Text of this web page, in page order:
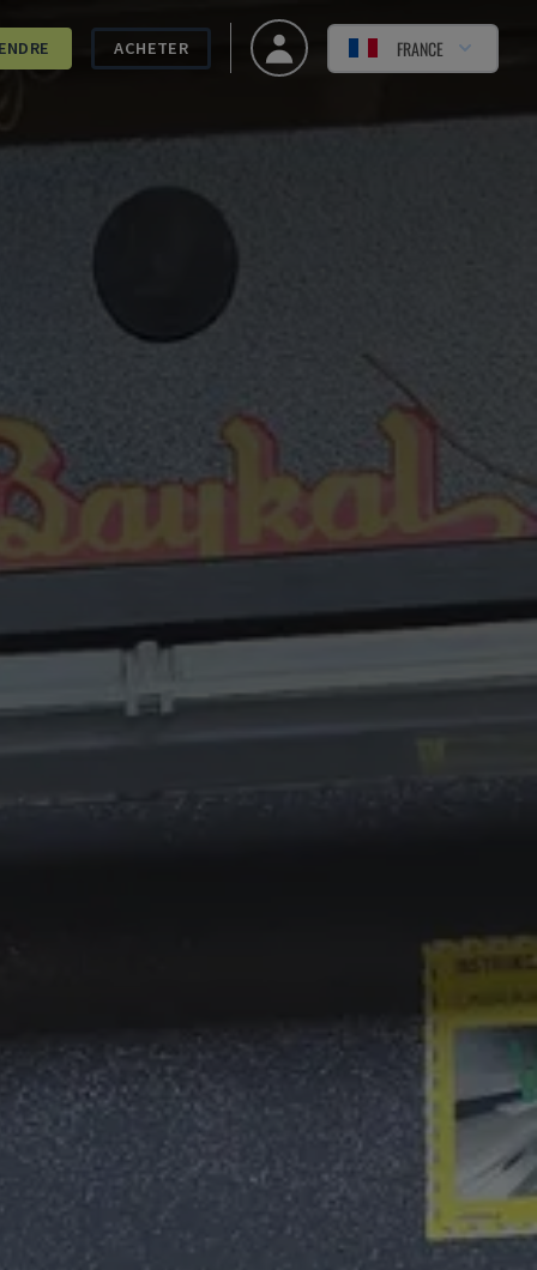
ACHETER FRANCE